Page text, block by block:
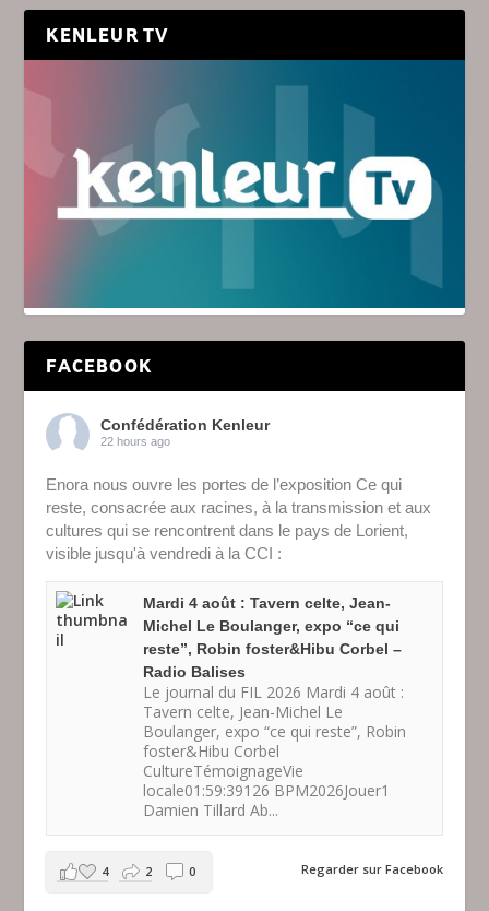
KENLEUR TV
FACEBOOK
Confédération Kenleur
22 hours ago
Enora nous ouvre les portes de l’exposition Ce qui
reste, consacrée aux racines, à la transmission et aux
cultures qui se rencontrent dans le pays de Lorient,
visible jusqu'à vendredi à la CCI :
Mardi 4 août : Tavern celte, Jean-
Michel Le Boulanger, expo “ce qui
reste”, Robin foster&Hibu Corbel –
Radio Balises
Le journal du FIL 2026 Mardi 4 août :
Tavern celte, Jean-Michel Le
Boulanger, expo “ce qui reste”, Robin
foster&Hibu Corbel
CultureTémoignageVie
locale01:59:39126 BPM2026Jouer1
Damien Tillard Ab...
Regarder sur Facebook
4 2 0